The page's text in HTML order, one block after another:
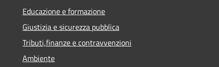
Educazione e formazione
Giustizia e sicurezza pubblica
Tributi,finanze e contravvenzioni
Ambiente